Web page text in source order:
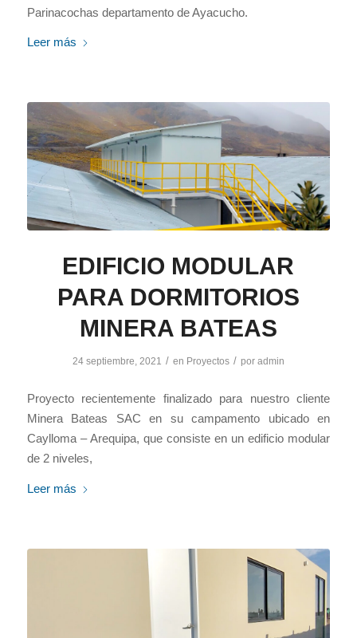
Parinacochas departamento de Ayacucho.
Leer más
EDIFICIO MODULAR
PARA DORMITORIOS
MINERA BATEAS
24 septiembre, 2021 / en Proyectos / por admin
Proyecto recientemente finalizado para nuestro cliente
Minera Bateas SAC en su campamento ubicado en
Caylloma – Arequipa, que consiste en un edificio modular
de 2 niveles,
Leer más